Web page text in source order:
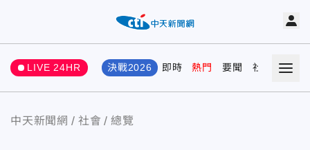
LIVE 24HR 決戰2026 即時 熱門 要聞 社會 娛樂
中天新聞網 社會 總覽